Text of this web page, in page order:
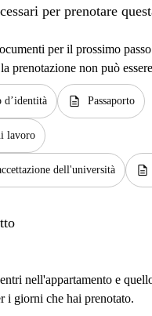
per prenotare
per il prossimo
prenotazione non può
d’identità description Passaporto
lavoro
dell'università description
nell'appartamento e
i giorni che hai prenotato.